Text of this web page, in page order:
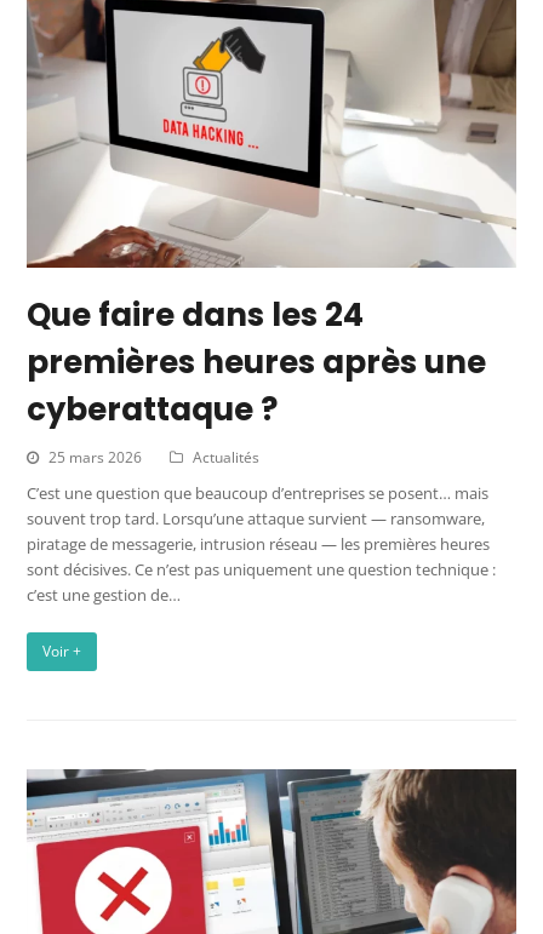
Que faire dans les 24
premières heures après une
cyberattaque ?
25 mars 2026 Actualités
C’est une question que beaucoup d’entreprises se posent… mais
souvent trop tard. Lorsqu’une attaque survient — ransomware,
piratage de messagerie, intrusion réseau — les premières heures
sont décisives. Ce n’est pas uniquement une question technique :
c’est une gestion de…
Voir +